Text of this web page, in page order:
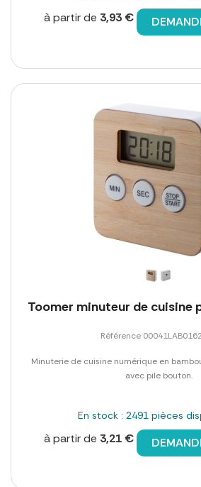
à partir de 3,93 €
Toomer minuteur de cuisine
Référence
Minuterie de cuisine numérique en
avec pile bouton.
En stock : 2491 pièces
à partir de 3,21 €